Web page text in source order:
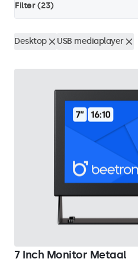
Filter (23)
Desktop USB mediaplayer
7 Inch Monitor Metaal